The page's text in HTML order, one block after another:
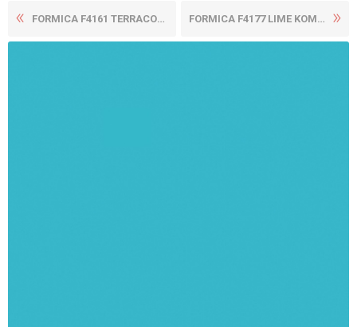
FORMICA F4161 TERRACOTTA KO... FORMICA F4177 LIME KOMPAKT